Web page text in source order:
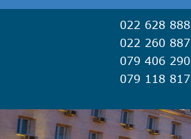
Contacte
022 628 888
022 260 887
079 406 290
079 118 817